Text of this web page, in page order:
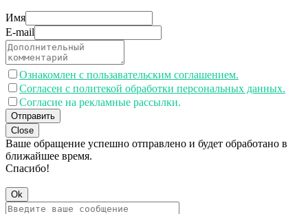
Имя
E-mail
Ознакомлен с пользавательским соглашением.
Согласен с политекой обработки персональных данных.
Согласие на рекламные рассылки.
Отправить
Close
Ваше обращение успешно отправлено и будет обработано в
ближайшее время.
Спасибо!
Ok